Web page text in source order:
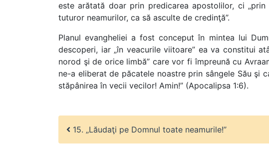
este arătată doar prin predicarea apostolilor, ci „prin
tuturor neamurilor, ca să asculte de credinţă”.
Planul evangheliei a fost conceput în mintea lui
descoperi, iar „în veacurile viitoare” ea va constitui
norod şi de orice limbă” care vor fi împreună cu
ne-a eliberat de păcatele noastre prin sângele Său şi
stăpânirea în vecii vecilor! Amin!” (Apocalipsa 1:6).
15. „Lăudaţi pe Domnul toate neamurile!”